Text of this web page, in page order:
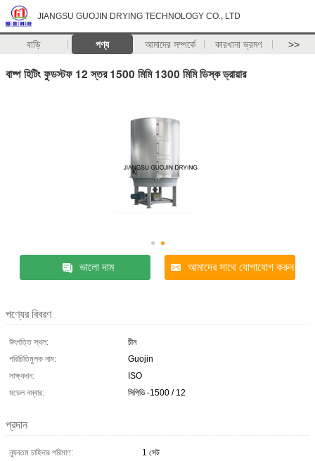
JIANGSU GUOJIN DRYING TECHNOLOGY CO., LTD
বাড়ি পণ্য আমাদের সম্পর্কে কারখানা ভ্রমণ >>
বাষ্প হিটিং ফুডস্টফ 12 স্তর 1500 মিমি 1300 মিমি ডিস্ক ড্রায়ার
ভালো দাম আমাদের সাথে যোগাযোগ করুন
পণ্যের বিবরণ
উৎপত্তি স্থল:
চীন
পরিচিতিমুলক নাম:
Guojin
সাক্ষ্যদান:
ISO
মডেল নম্বার:
সিপিডি -1500 / 12
প্রদান
ন্যূনতম চাহিদার পরিমাণ:
1 সেট